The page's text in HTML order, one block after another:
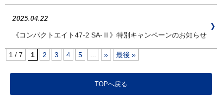
2025.04.22
《コンパクトエイト47-2 SA-Ⅱ》特別キャンペーンのお知らせ
1 / 7 1 2 3 4 5 » 最後 »
TOPへ戻る